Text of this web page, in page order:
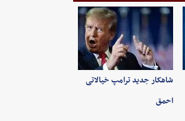
شاهکار جدید ترامپ خیالاتی
احمق